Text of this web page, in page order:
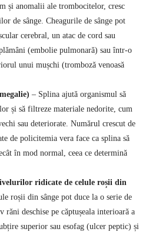
și anomalii ale trombocitelor, cresc
de sânge. Cheagurile de sânge pot
cerebral, un atac de cord sau
(embolie pulmonară) sau într-o
unui mușchi (tromboză venoasă
– Splina ajută organismul să
și să filtreze materiale nedorite, cum
sau deteriorate. Numărul crescut de
de policitemia vera face ca splina să
în ​​mod normal, ceea ce determină
ridicate de celule roșii din
roșii din sânge pot duce la o serie de
deschise pe căptușeala interioară a
superior sau esofag (ulcer peptic) și